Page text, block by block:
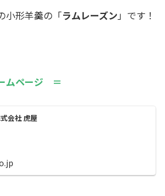
小形羊羹の「ラムレーズン 」です！
ムページ ＝
会社 虎屋